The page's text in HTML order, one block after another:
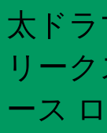
太ド
リー
ース